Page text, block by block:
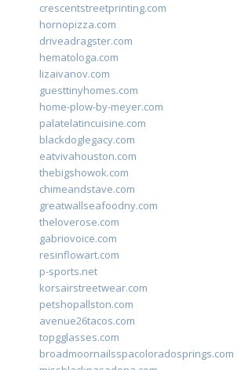
crescentstreetprinting.com
hornopizza.com
driveadragster.com
hematologa.com
lizaivanov.com
guesttinyhomes.com
home-plow-by-meyer.com
palatelatincuisine.com
blackdoglegacy.com
eatvivahouston.com
thebigshowok.com
chimeandstave.com
greatwallseafoodny.com
theloverose.com
gabriovoice.com
resinflowart.com
p-sports.net
korsairstreetwear.com
petshopallston.com
avenue26tacos.com
topgglasses.com
broadmoornailsspacoloradosprings.com